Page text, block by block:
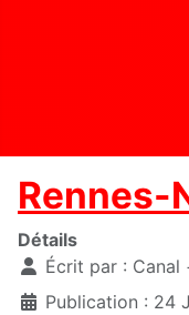
Rennes-
Détails
Écrit par : Canal
Publication : 24